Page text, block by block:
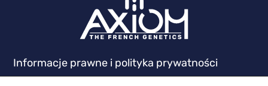
Informacje prawne i polityka prywatności